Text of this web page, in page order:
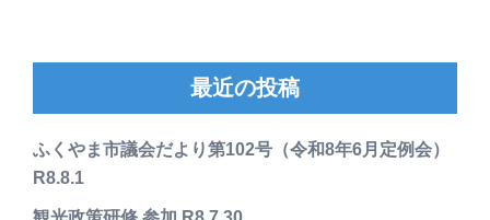
最近の投稿
ふくやま市議会だより第102号（令和8年6月定例会）
R8.8.1